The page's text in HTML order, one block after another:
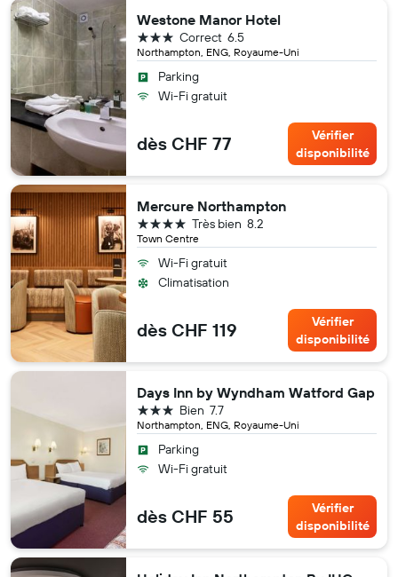
Westone Manor Hotel
Northampton, ENG, Royaume-Uni
6.5
Correct
3 étoiles
Parking
Wi-Fi gratuit
dès CHF 77
Vérifier
disponibilité
Mercure Northampton
Town Centre
8.2
Très bien
4 étoiles
Wi-Fi gratuit
Climatisation
dès CHF 119
Vérifier
disponibilité
Days Inn by Wyndham Watford Gap
Northampton, ENG, Royaume-Uni
7.7
Bien
3 étoiles
Parking
Wi-Fi gratuit
dès CHF 55
Vérifier
disponibilité